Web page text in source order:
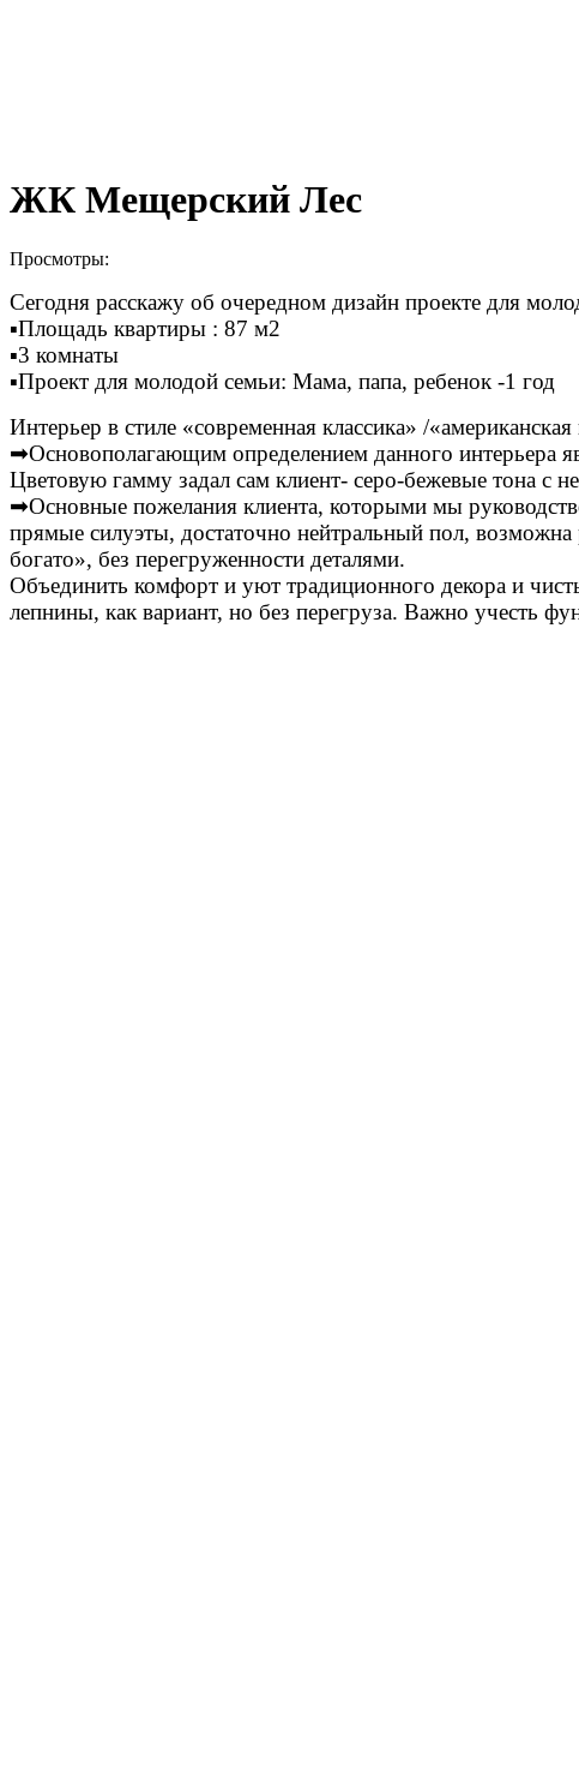
ЖК Мещерский Лес
Просмотры:
Сегодня расскажу об очередном дизайн проекте для
▪Площадь квартиры : 87 м2
▪3 комнаты
▪Проект для молодой семьи: Мама, папа, ребенок -1 год
Интерьер в стиле «современная классика» /«американская
➡Основополагающим определением данного интерьера
Цветовую гамму задал сам клиент- серо-бежевые тона с
➡Основные пожелания клиента, которыми мы
прямые силуэты, достаточно нейтральный пол, возможна
богато», без перегруженности деталями.
Объединить комфорт и уют традиционного декора и
лепнины, как вариант, но без перегруза. Важно учесть